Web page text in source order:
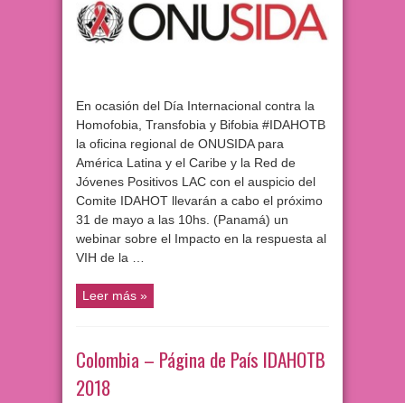
En ocasión del Día Internacional contra la
Homofobia, Transfobia y Bifobia #IDAHOTB
la oficina regional de ONUSIDA para
América Latina y el Caribe y la Red de
Jóvenes Positivos LAC con el auspicio del
Comite IDAHOT llevarán a cabo el próximo
31 de mayo a las 10hs. (Panamá) un
webinar sobre el Impacto en la respuesta al
VIH de la …
Leer más »
Colombia – Página de País IDAHOTB
2018